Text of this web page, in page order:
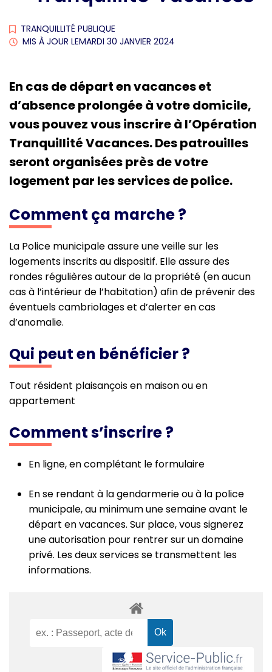
TRANQUILLITÉ PUBLIQUE
MIS À JOUR LEMARDI 30 JANVIER 2024
En cas de départ en vacances et
d’absence prolongée à votre domicile,
vous pouvez vous inscrire à l’Opération
Tranquillité Vacances. Des patrouilles
seront organisées près de votre
logement par les services de police.
Comment ça marche ?
La Police municipale assure une veille sur les
logements inscrits au dispositif. Elle assure des
rondes régulières autour de la propriété (en aucun
cas à l’intérieur de l’habitation) afin de prévenir des
éventuels cambriolages et d’alerter en cas
d’anomalie.
Qui peut en bénéficier ?
Tout résident plaisançois en maison ou en
appartement
Comment s’inscrire ?
En ligne, en complétant le formulaire
En se rendant à la gendarmerie ou à la police
municipale, au minimum une semaine avant le
départ en vacances. Sur place, vous signerez
une autorisation pour rentrer sur un domaine
privé. Les deux services se transmettent les
informations.